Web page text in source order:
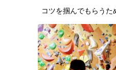
コツを掴んでもらう